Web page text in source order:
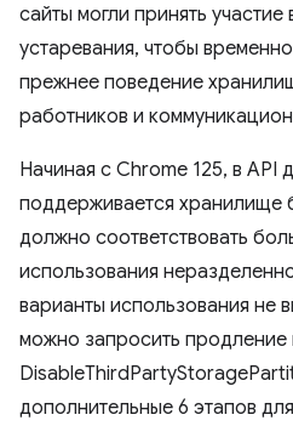
сайты могли принять
устаревания, чтобы
прежнее поведение
работников и
Начиная с Chrome 125, в API
поддерживается хранилище
должно соответствовать
использования
варианты использования не
можно запросить
дополнительные 6 этапов